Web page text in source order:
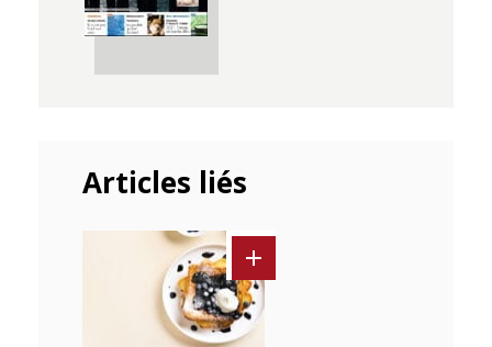
Articles liés